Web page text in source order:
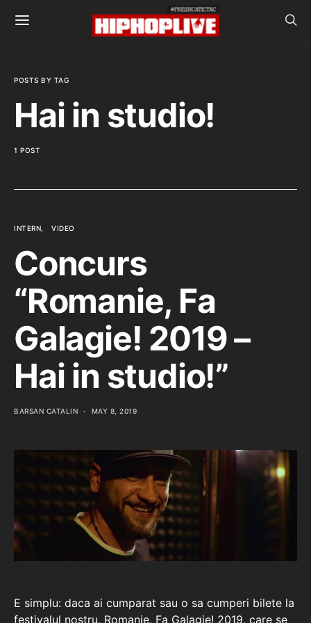
POSTS BY TAG
Hai in studio!
1 POST
INTERN VIDEO
Concurs
“Romanie, Fa
Galagie! 2019 –
Hai in studio!”
BARSAN CATALIN MAY 8, 2019
E simplu: daca ai cumparat sau o sa cumperi bilete la
festivalul nostru, Romanie, Fa Galagie! 2019, care se